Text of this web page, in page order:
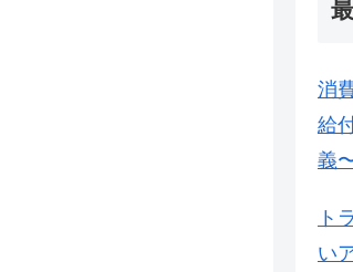
消
給
義
ト
い